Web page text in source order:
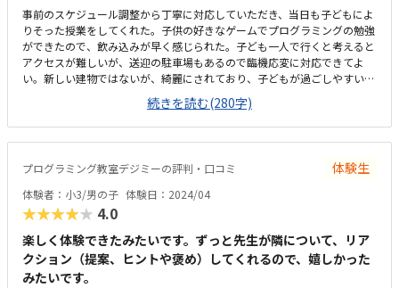
事前のスケジュール調整から丁寧に対応していただき、当日も子どもによ
りそった授業をしてくれた。子供の好きなゲームでプログラミングの勉強
ができたので、飲み込みが早く感じられた。子ども一人で行くと考えると
アクセスが難しいが、送迎の駐車場もあるので臨機応変に対応できてよ
い。新しい建物ではないが、綺麗にされており、子どもが過ごしやすい教
室となっていたのでよかった。他の習い事と比較すると料金が高く、今後
ずっと続けていくと考えると他の教室との調整含め即決するのが難しく感
じた。子どもが楽しめる内容だったので、本人も満足しており意欲が湧い
ているようなので、とても良かった。
続きを読む(280字)
プログラミング教室デジミーの評判・口コミ 体験生
体験者：小3/男の子 体験日：2024/04
★★★★★ 4.0
楽しく体験できたみたいです。ずっと先生が隣について、リア
クション（提案、ヒントや褒め）してくれるので、嬉しかった
みたいです。